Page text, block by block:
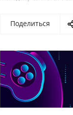
Поделиться